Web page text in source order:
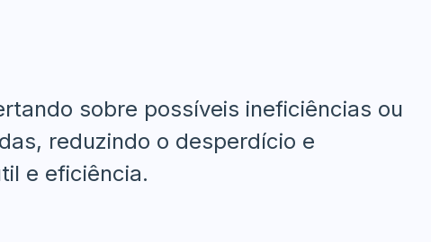
sobre possíveis ineficiências ou
reduzindo o desperdício e
e eficiência.